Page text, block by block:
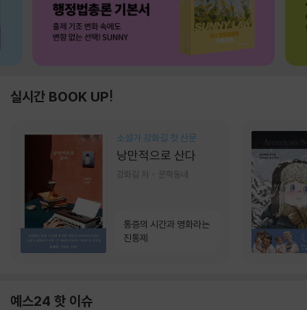
실시간 BOOK UP!
소설가 강화길 첫 산문
낭만적으로 산다
강화길 저 문학동네
통증의 시간과 영화라는
진통제
예스24 핫 이슈